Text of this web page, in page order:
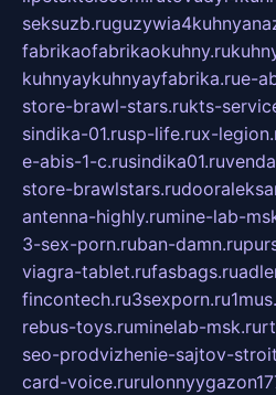
seksuzb.ru
fabrikaofabrikaokuhny.ru
kuhnyaykuhnyayfabrika.rue-
store-brawl-stars.rukts-
sindika-01.rusp-life.rux-
e-abis-1-c.rusindika01.ru
store-brawlstars.ru
antenna-highly.rumine-lab-
3-sex-porn.ruban-damn.ru
viagra-tablet.rufasbags.ru
fincontech.ru3sexporn.ru
rebus-toys.ruminelab-msk.ru
seo-prodvizhenie-sajtov-
card-voice.ru